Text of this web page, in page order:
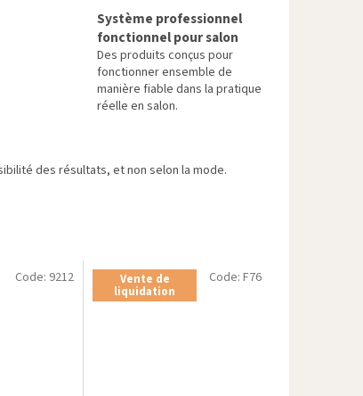
Système professionnel
fonctionnel pour salon
Des produits conçus pour
fonctionner ensemble de
manière fiable dans la pratique
réelle en salon.
des résultats, et non selon la mode.
Code: 9212 Vente de
liquidation
Code: F76